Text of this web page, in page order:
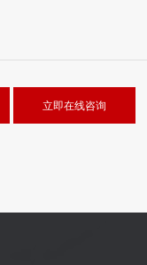
立即在线咨询